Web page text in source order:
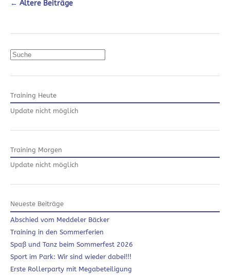
← Ältere Beiträge
Suchen
Training Heute
Update nicht möglich
Training Morgen
Update nicht möglich
Neueste Beiträge
Abschied vom Meddeler Bäcker
Training in den Sommerferien
Spaß und Tanz beim Sommerfest 2026
Sport im Park: Wir sind wieder dabei!!!
Erste Rollerparty mit Megabeteiligung